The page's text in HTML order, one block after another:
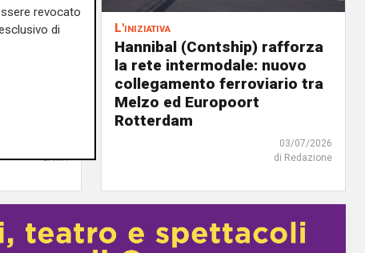
di R.P.
L'iniziativa
Hannibal (Contship) rafforza
la rete intermodale: nuovo
collegamento ferroviario tra
Melzo ed Europoort
Rotterdam
03/07/2026
di Redazione
revocato
di